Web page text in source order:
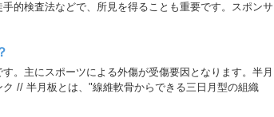
的検査法などで、所見を得ることも重要です。スポンサ
。主にスポーツによる外傷が受傷要因となります。半月
// 半月板とは、"線維軟骨からできる三日月型の組織